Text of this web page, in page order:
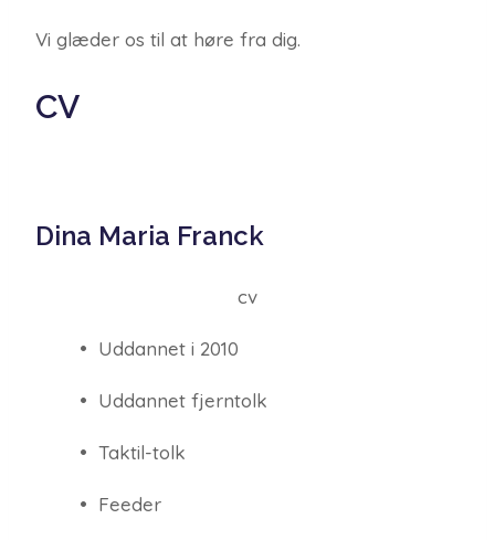
Vi glæder os til at høre fra dig.
CV
Dina Maria Franck
cv
• Uddannet i 2010
• Uddannet fjerntolk
• Taktil-tolk
• Feeder